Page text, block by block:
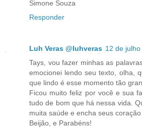
Simone Souza
Responder
Luh Veras @luhveras 12 de
Tays, vou fazer minhas as
emocionei lendo seu texto, olha,
que lindo é esse momento tão
Ficou muito feliz por você e sua
tudo de bom que há nessa vida.
muita saúde e encha seus
Beijão, e Parabéns!